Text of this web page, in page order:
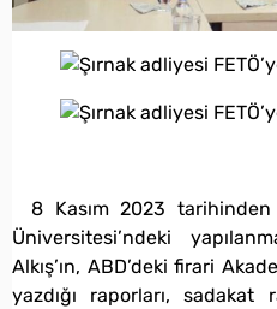
8 Kasım 2023 tarihinden
Üniversitesi’ndeki
Alkış’ın, ABD’deki firari
yazdığı raporları, sadakat